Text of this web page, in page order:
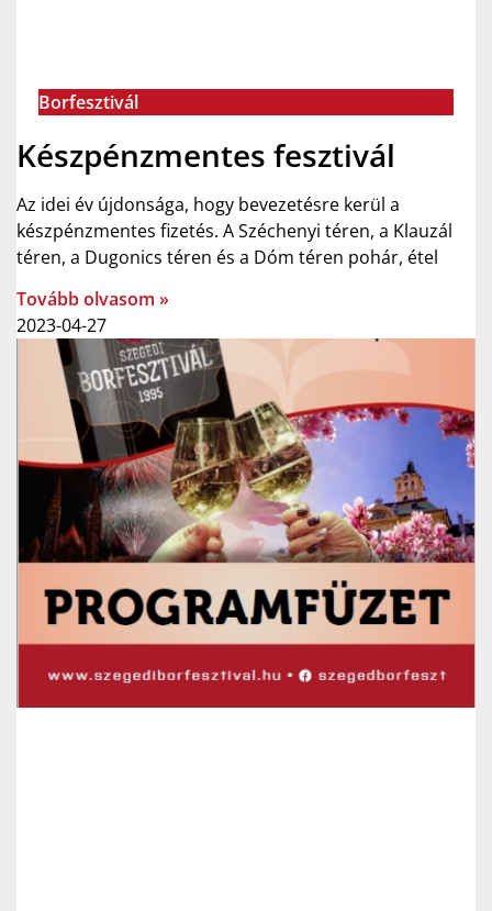
Borfesztivál
Készpénzmentes fesztivál
Az idei év újdonsága, hogy bevezetésre kerül a
készpénzmentes fizetés. A Széchenyi téren, a Klauzál
téren, a Dugonics téren és a Dóm téren pohár, étel
Tovább olvasom »
2023-04-27